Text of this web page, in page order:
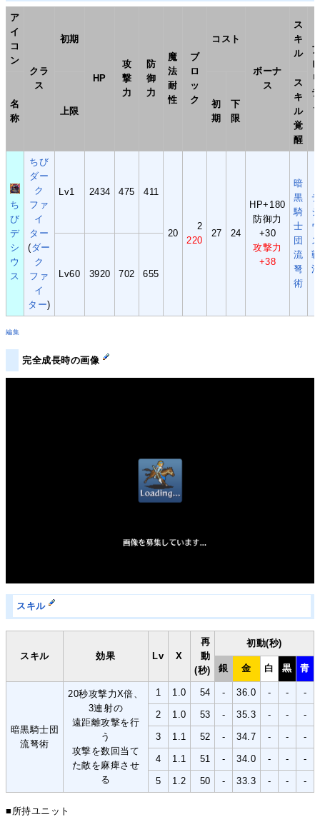
ア
イ
コ
ン
クラ
ス
初期
HP
攻
撃
力
防
御
力
魔
法
耐
性
ブ
ロ
ッ
ク
コスト
ボーナ
ス
ス
キ
ル
名
称
上限
初
期
下
限
ス
キ
ル
覚
醒
ち
び
デ
シ
ウ
ス
ちび
ダー
ク
ファ
イ
ター
(ダー
ク
ファ
イ
ター)
Lv1 2434 475 411
20
2
220
27 24
HP+180
防御力
+30
攻撃力
+38
暗
黒
騎
士
団
流
弩
術
Lv60 3920 702 655
編集
完全成長時の画像
スキル
スキル 効果 Lv X
再
動
(秒)
初動(秒)
銀 金 白 黒 青
暗黒騎士団
流弩術
20秒攻撃力X倍、
3連射の
遠距離攻撃を行
う
攻撃を数回当て
た敵を麻痺させ
る
1 1.0 54 - 36.0 - - -
2 1.0 53 - 35.3 - - -
3 1.1 52 - 34.7 - - -
4 1.1 51 - 34.0 - - -
5 1.2 50 - 33.3 - - -
■所持ユニット